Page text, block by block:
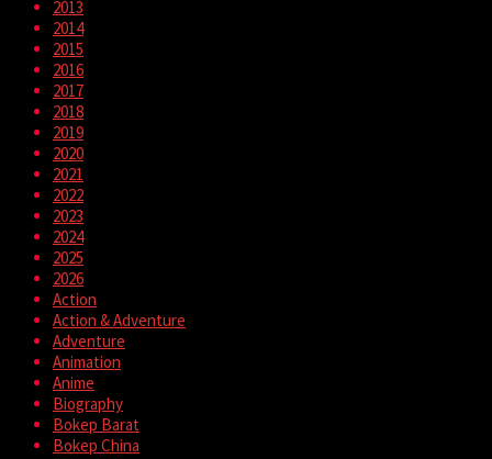
2013
2014
2015
2016
2017
2018
2019
2020
2021
2022
2023
2024
2025
2026
Action
Action & Adventure
Adventure
Animation
Anime
Biography
Bokep Barat
Bokep China